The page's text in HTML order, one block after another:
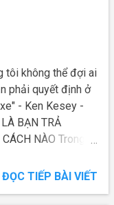
các cuộc h...
& Price để giúp
thực tế 4Ps
tôi không thể đợi ai
phải quyết định ở
- Ken Kesey -
BẠN TRẢ
NÀO Trong
cáo để trả lời câu
ĐỌC TIẾP BÀI VIẾT